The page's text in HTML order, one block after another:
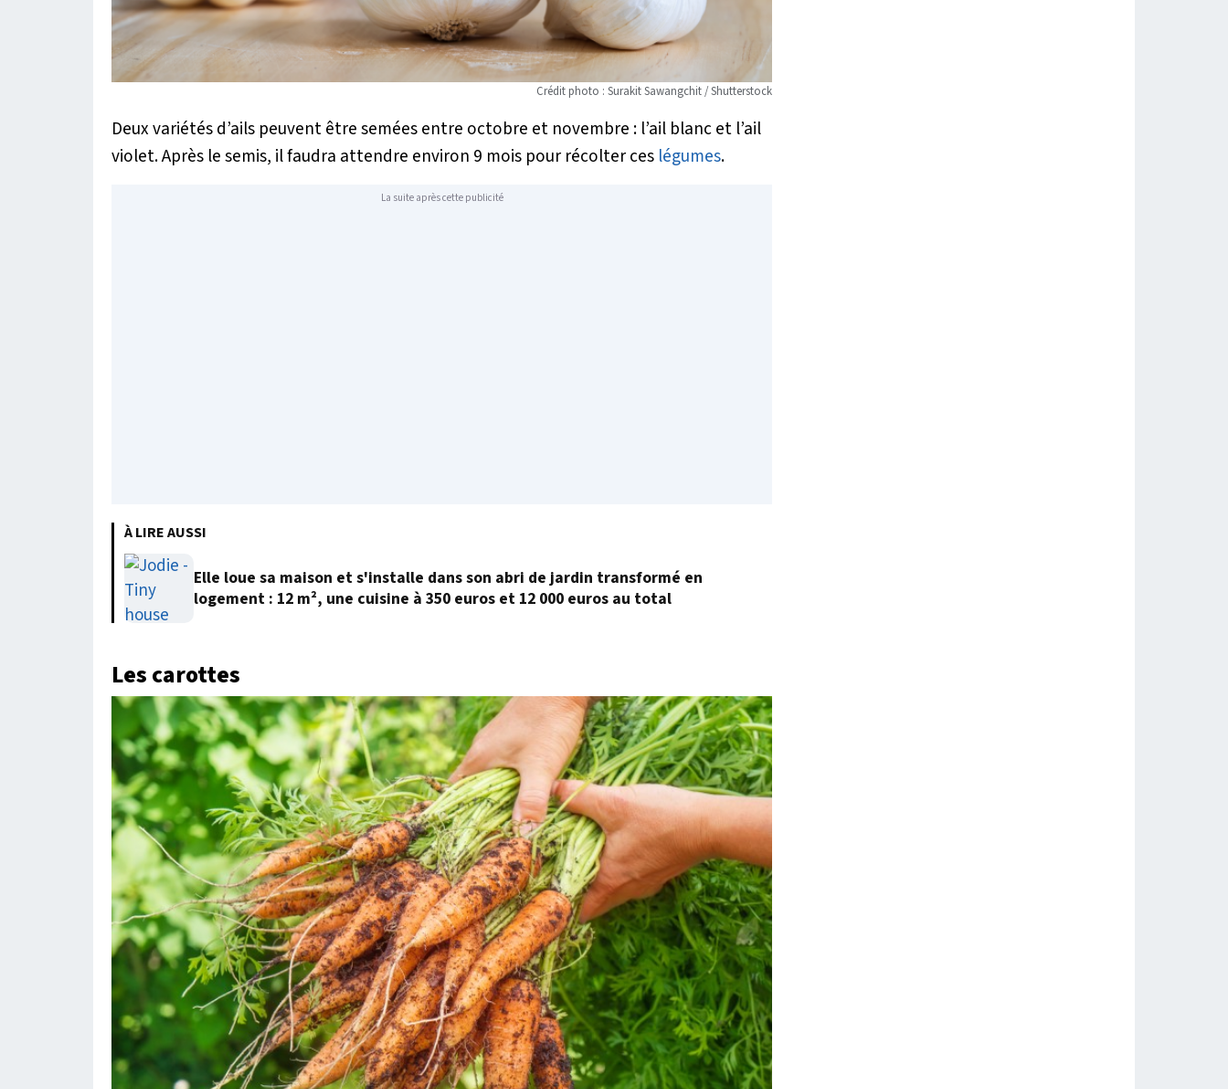
Crédit photo : Surakit Sawangchit / Shutterstock
Deux variétés d’ails peuvent être semées entre octobre et novembre : l’ail blanc et l’ail
violet. Après le semis, il faudra attendre environ 9 mois pour récolter ces légumes.
La suite après cette publicité
À LIRE AUSSI
Elle loue sa maison et s'installe dans son abri de jardin transformé en
logement : 12 m², une cuisine à 350 euros et 12 000 euros au total
Les carottes